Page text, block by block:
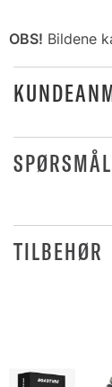
OBS! Bildene
TILBEHØR